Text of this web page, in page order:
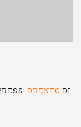
DRENTO DI